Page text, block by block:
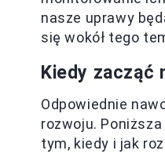
nasze uprawy
się wokół tego
Kiedy zacząć
Odpowiednie
rozwoju.
tym, kiedy i jak